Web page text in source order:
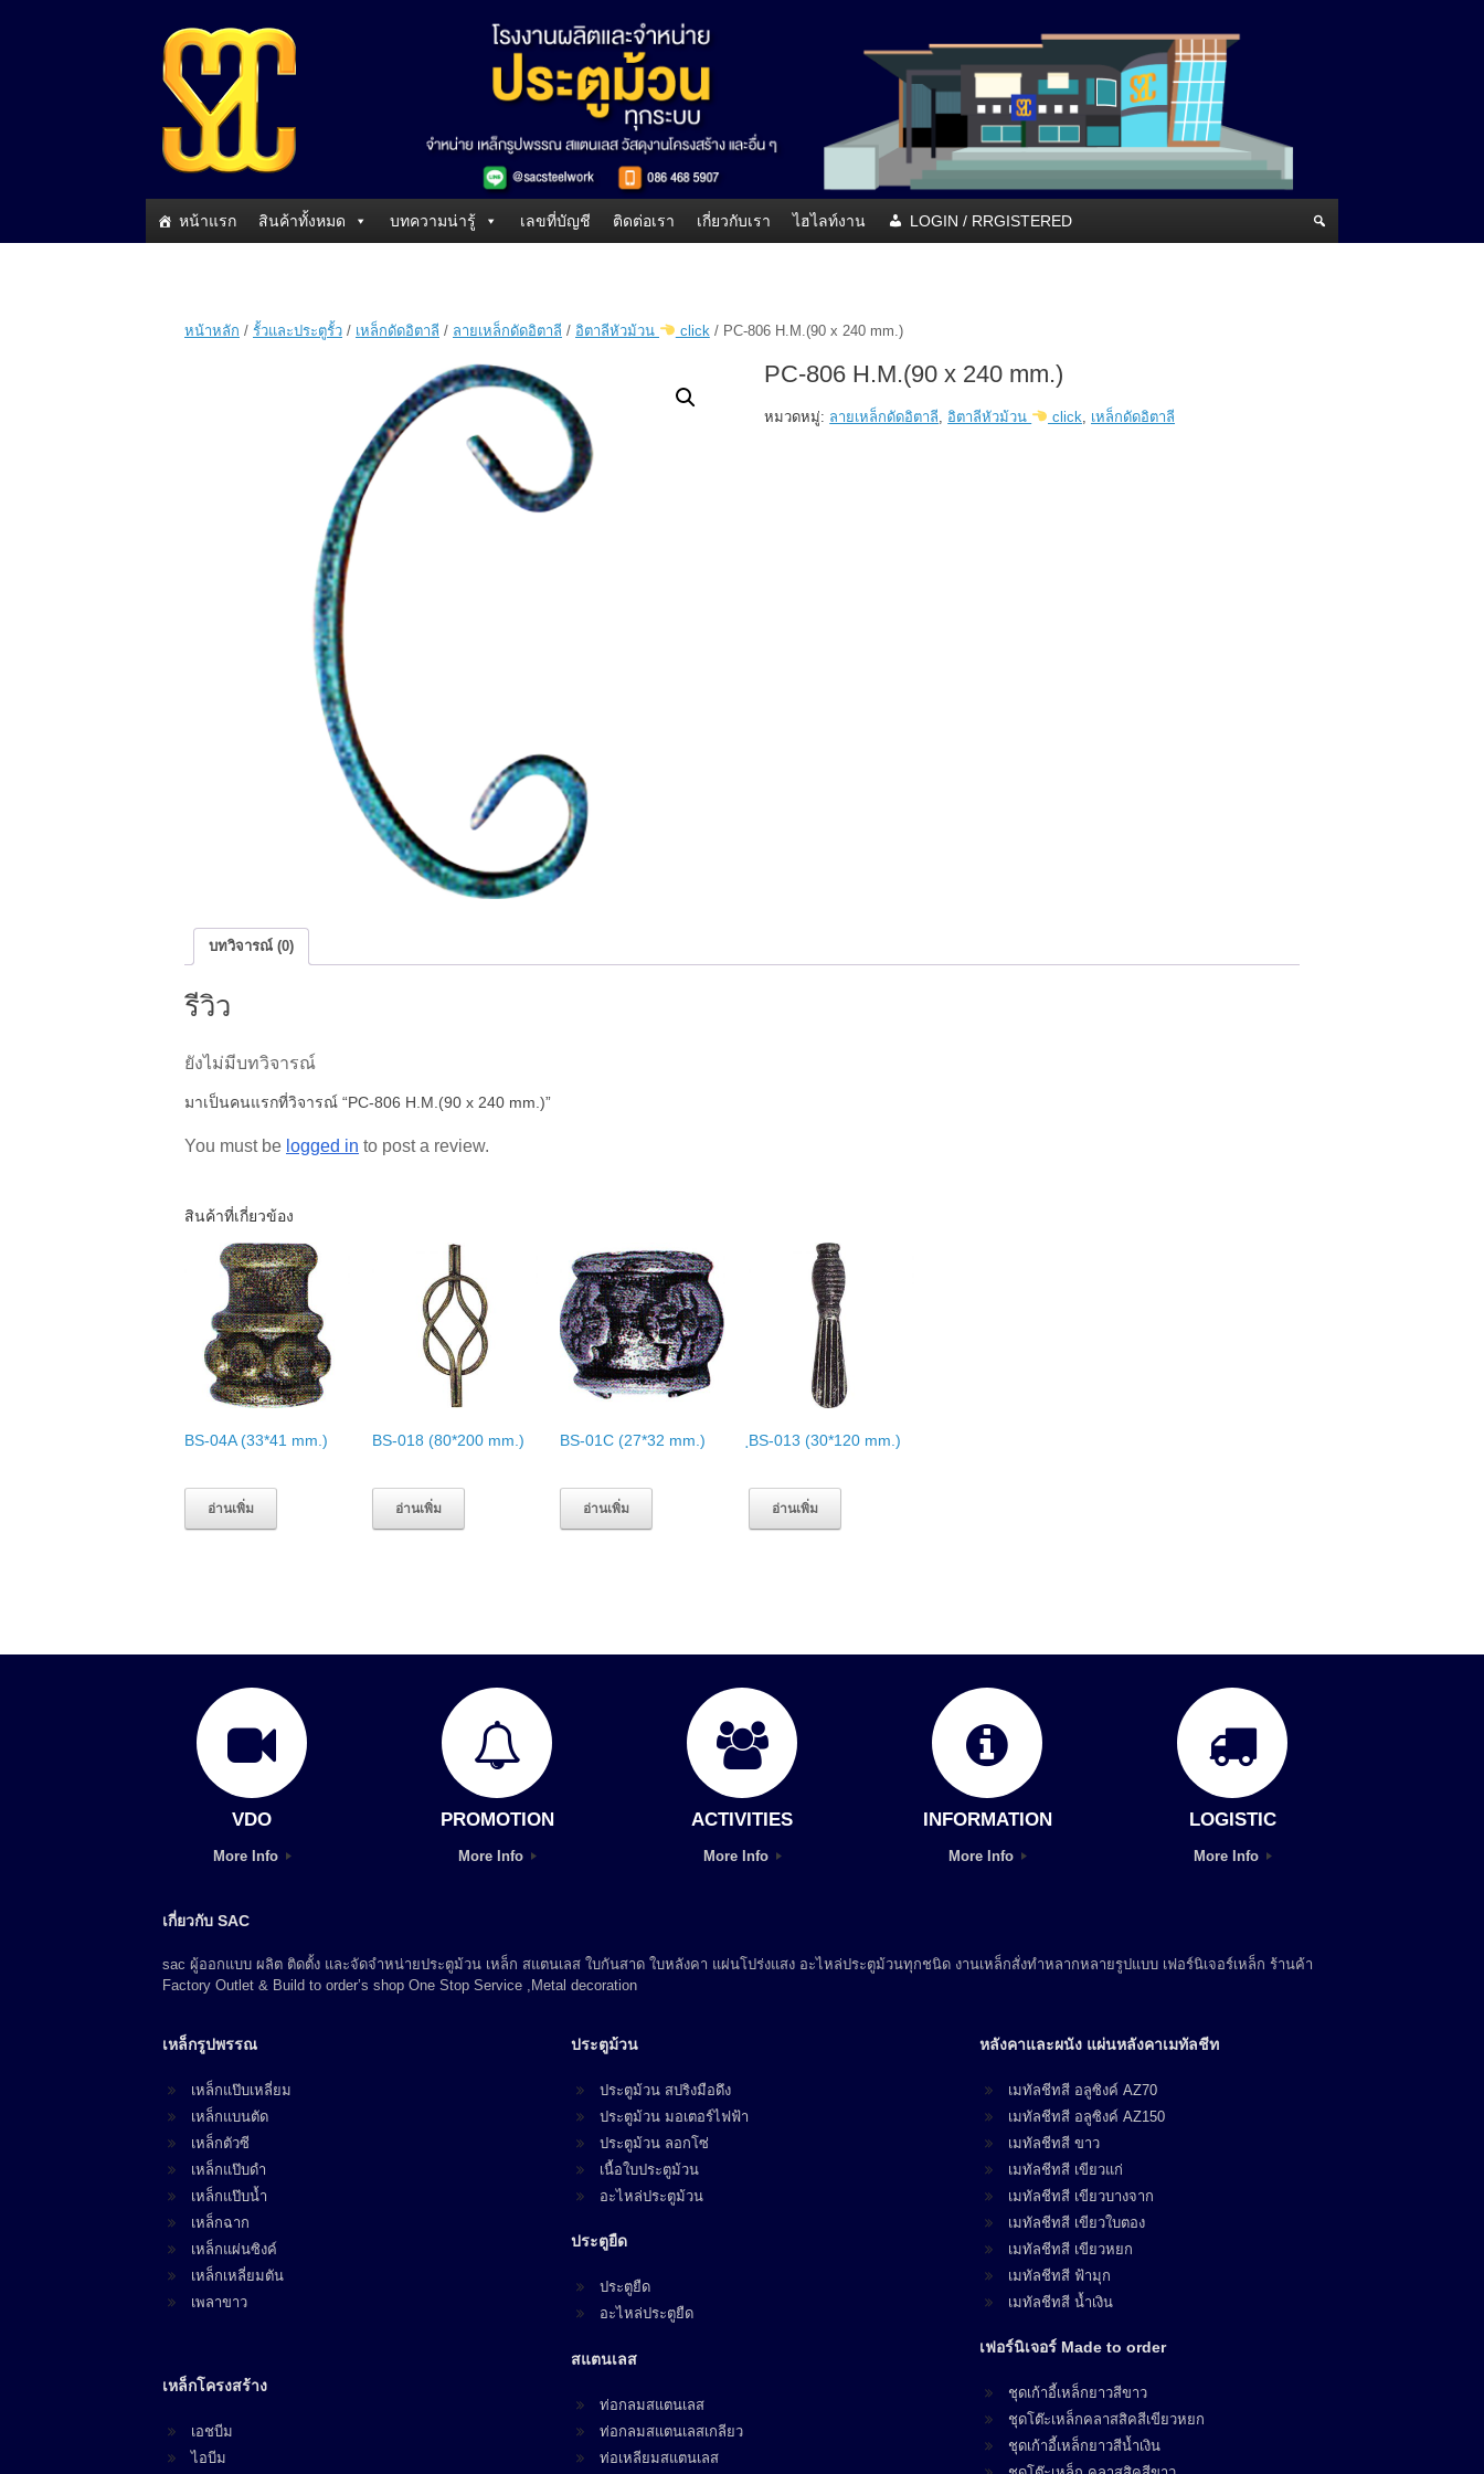
หน้าแรก สินค้าทั้งหมด บทความน่ารู้ เลขที่บัญชี ติดต่อเรา เกี่ยวกับเรา ไฮไลท์งาน LOGIN / RRGISTERED
หน้าหลัก / รั้วและประตูรั้ว / เหล็กดัดอิตาลี / ลายเหล็กดัดอิตาลี / อิตาลีหัวม้วน click/ PC-806 H.M.(90 x 240 mm.)
PC-806 H.M.(90 x 240 mm.)
หมวดหมู่: ลายเหล็กดัดอิตาลี, อิตาลีหัวม้วน click, เหล็กดัดอิตาลี
บทวิจารณ์ (0)
รีวิว
ยังไม่มีบทวิจารณ์
มาเป็นคนแรกที่วิจารณ์ “PC-806 H.M.(90 x 240 mm.)”
You must be logged in to post a review.
สินค้าที่เกี่ยวข้อง
BS-04A (33*41 mm.)
อ่านเพิ่ม
BS-018 (80*200 mm.)
อ่านเพิ่ม
BS-01C (27*32 mm.)
อ่านเพิ่ม
ฺBS-013 (30*120 mm.)
อ่านเพิ่ม
VDO
More Info
PROMOTION
More Info
ACTIVITIES
More Info
INFORMATION
More Info
LOGISTIC
More Info
เกี่ยวกับ SAC
sac ผู้ออกแบบ ผลิต ติดตั้ง และจัดจำหน่ายประตูม้วน เหล็ก สแตนเลส ใบกันสาด ใบหลังคา แผ่นโปร่งแสง อะไหล่ประตูม้วนทุกชนิด งานเหล็กสั่งทำหลากหลายรูปแบบ เฟอร์นิเจอร์เหล็ก ร้านค้า
Factory Outlet & Build to order’s shop One Stop Service ,Metal decoration
เหล็กรูปพรรณ
เหล็กแป๊บเหลี่ยม
เหล็กแบนตัด
เหล็กตัวซี
เหล็กแป๊บดำ
เหล็กแป๊บน้ำ
เหล็กฉาก
เหล็กแผ่นซิงค์
เหล็กเหลี่ยมตัน
เพลาขาว
เหล็กโครงสร้าง
เอชบีม
ไอบีม
ประตูม้วน
ประตูม้วน สปริงมือดึง
ประตูม้วน มอเตอร์ไฟฟ้า
ประตูม้วน ลอกโซ่
เนื้อใบประตูม้วน
อะไหล่ประตูม้วน
ประตูยืด
ประตูยืด
อะไหล่ประตูยืด
สแตนเลส
ท่อกลมสแตนเลส
ท่อกลมสแตนเลสเกลียว
ท่อเหลียมสแตนเลส
หลังคาและผนัง แผ่นหลังคาเมทัลชีท
เมทัลชีทสี อลูซิงค์ AZ70
เมทัลชีทสี อลูซิงค์ AZ150
เมทัลชีทสี ขาว
เมทัลชีทสี เขียวแก่
เมทัลชีทสี เขียวบางจาก
เมทัลชีทสี เขียวใบตอง
เมทัลชีทสี เขียวหยก
เมทัลชีทสี ฟ้ามุก
เมทัลชีทสี น้ำเงิน
เฟอร์นิเจอร์ Made to order
ชุดเก้าอี้เหล็กยาวสีขาว
ชุดโต๊ะเหล็กคลาสสิคสีเขียวหยก
ชุดเก้าอี้เหล็กยาวสีน้ำเงิน